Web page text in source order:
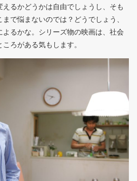
るかどうかは自由でしょうし、そも
で悩まないのでは？どうでしょう、
るかな。シリーズ物の映画は、社会
ろがある気もします。